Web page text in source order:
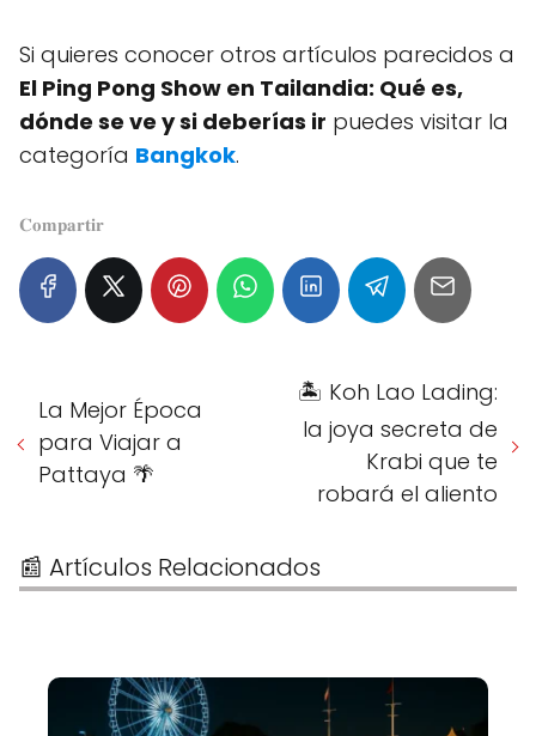
Si quieres conocer otros artículos parecidos a
El Ping Pong Show en Tailandia: Qué es,
dónde se ve y si deberías ir puedes visitar la
categoría Bangkok.
𝐂𝐨𝐦𝐩𝐚𝐫𝐭𝐢𝐫
La Mejor Época
para Viajar a
Pattaya 🌴
🏝️ Koh Lao Lading:
la joya secreta de
Krabi que te
robará el aliento
📰 Artículos Relacionados